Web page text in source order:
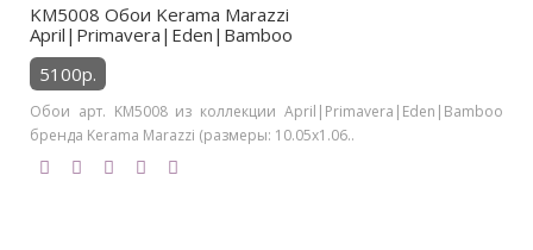
KM5008 Обои Kerama Marazzi
April|Primavera|Eden|Bamboo
5100р.
Обои арт. KM5008 из коллекции April|Primavera|Eden|Bamboo
бренда Kerama Marazzi (размеры: 10.05х1.06..